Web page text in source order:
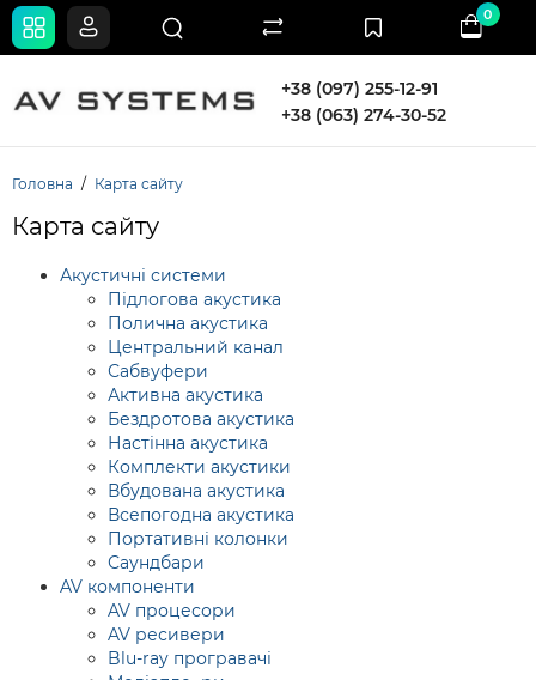
+38 (097) 255-12-91
+38 (063) 274-30-52
0
Головна Карта сайту
Карта сайту
Акустичні системи
Підлогова акустика
Полична акустика
Центральний канал
Сабвуфери
Активна акустика
Бездротова акустика
Настінна акустика
Комплекти акустики
Вбудована акустика
Всепогодна акустика
Портативні колонки
Саундбари
AV компоненти
AV процесори
AV ресивери
Blu-ray програвачі